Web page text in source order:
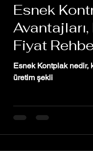
Esnek
Fiyat
Esnek Kontplak nedir,
üretim şekli